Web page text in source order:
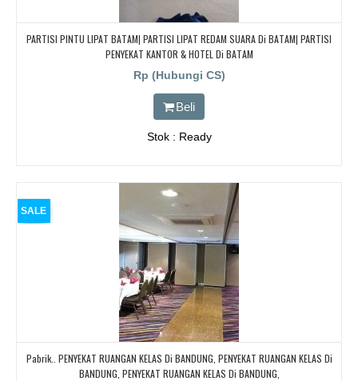
PARTISI PINTU LIPAT BATAM| PARTISI LIPAT REDAM SUARA Di BATAM| PARTISI
PENYEKAT KANTOR & HOTEL Di BATAM
Rp (Hubungi CS)
Beli
Stok : Ready
SALE
Pabrik.. PENYEKAT RUANGAN KELAS Di BANDUNG, PENYEKAT RUANGAN KELAS Di
BANDUNG, PENYEKAT RUANGAN KELAS Di BANDUNG,